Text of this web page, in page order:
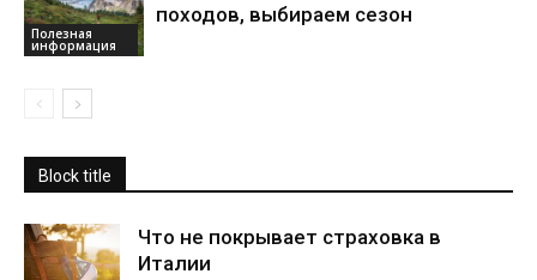
Полезная
информация
походов, выбираем сезон
Block title
Что не покрывает страховка в
Италии